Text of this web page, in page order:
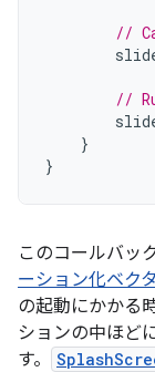
//
//
}
}
このコールバッ
ーション化ベク
の起動にかかる
ションの中ほど
す。